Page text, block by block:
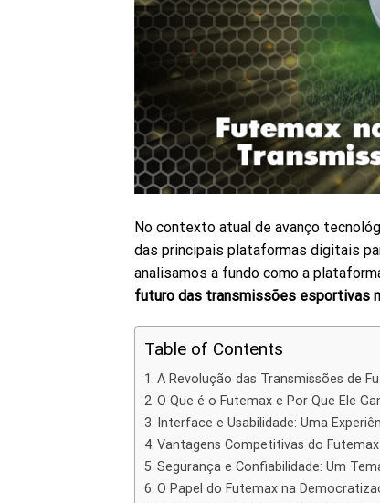
No contexto atual de avanço
das principais plataformas digitais
analisamos a fundo como a
futuro das transmissões esportivas
Table of Contents
A Revolução das Transmissões de
O Que é o Futemax e Por Que Ele
Interface e Usabilidade: Uma
Vantagens Competitivas do
Segurança e Confiabilidade: Um
O Papel do Futemax na